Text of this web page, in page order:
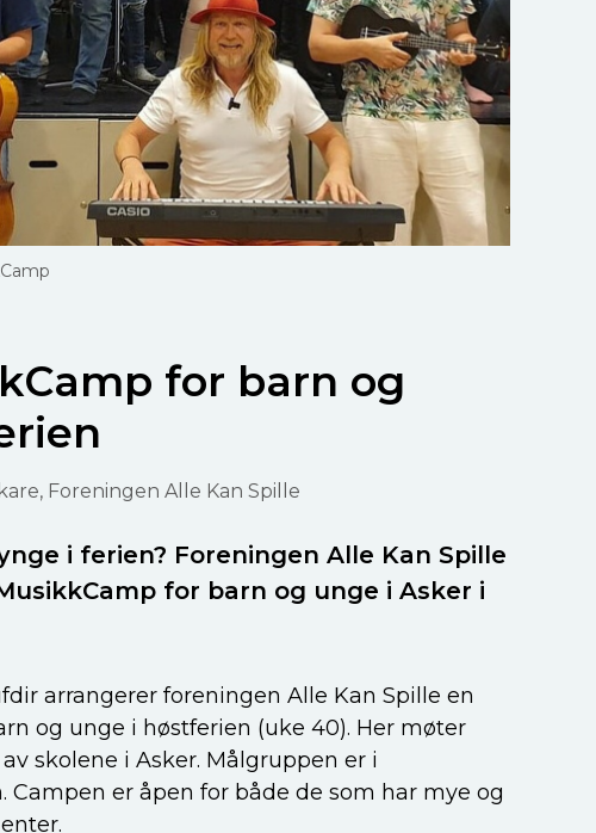
for barn og
Foreningen Alle Kan Spille
i ferien? Foreningen Alle Kan Spille
for barn og unge i Asker i
arrangerer foreningen Alle Kan Spille en
og unge i høstferien (uke 40). Her møter
skolene i Asker. Målgruppen er i
Campen er åpen for både de som har mye og